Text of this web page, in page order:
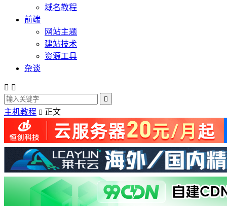
域名教程
前端
网站主题
建站技术
资源工具
杂谈
 

主机教程  正文